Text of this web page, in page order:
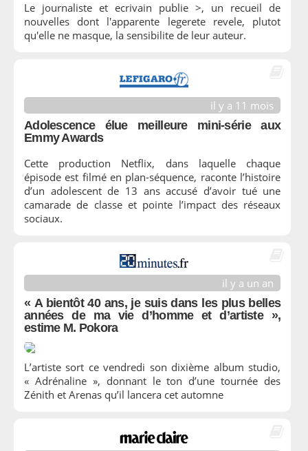
Le journaliste et ecrivain publie >, un recueil de
nouvelles dont l'apparente legerete revele, plutot
qu'elle ne masque, la sensibilite de leur auteur.
il y a 11 mois
Adolescence élue meilleure mini-série aux
Emmy Awards
Cette production Netflix, dans laquelle chaque
épisode est filmé en plan-séquence, raconte l’histoire
d’un adolescent de 13 ans accusé d’avoir tué une
camarade de classe et pointe l’impact des réseaux
sociaux.
il y a un an
« A bientôt 40 ans, je suis dans les plus belles
années de ma vie d’homme et d’artiste »,
estime M. Pokora
L’artiste sort ce vendredi son dixième album studio,
« Adrénaline », donnant le ton d’une tournée des
Zénith et Arenas qu’il lancera cet automne